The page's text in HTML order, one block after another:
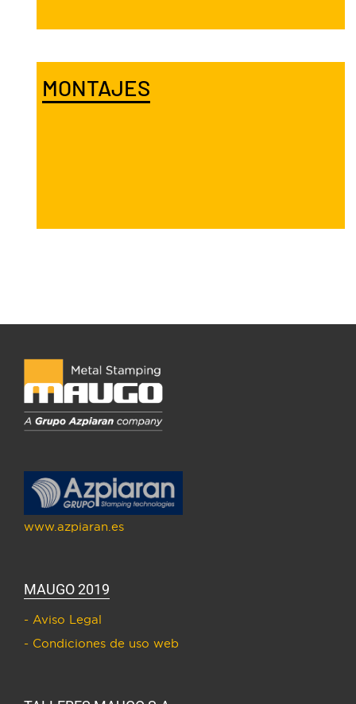
MONTAJES
www.azpiaran.es
MAUGO 2019
- Aviso Legal
- Condiciones de uso web